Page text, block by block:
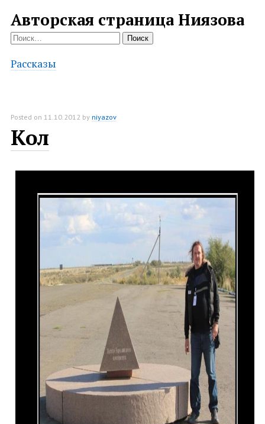
Авторская страница Ниязова
Найти:
Рассказы
Posted on 11.10.2012 byniyazov
Кол